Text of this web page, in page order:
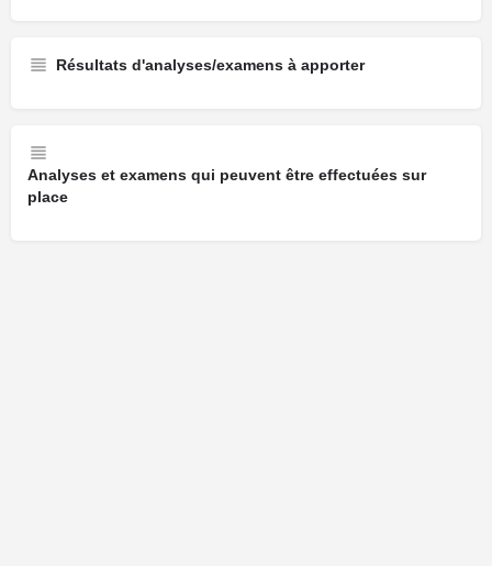
Résultats d'analyses/examens à apporter
Analyses et examens qui peuvent être effectuées sur
place